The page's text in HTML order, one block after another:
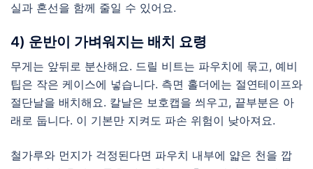
실과 혼선을 함께 줄일 수 있어요.
4) 운반이 가벼워지는 배치 요령
무게는 앞뒤로 분산해요. 드릴 비트는 파우치에 묶고, 예비
팁은 작은 케이스에 넣습니다. 측면 홀더에는 절연테이프와
절단날을 배치해요. 칼날은 보호캡을 씌우고, 끝부분은 아
래로 둡니다. 이 기본만 지켜도 파손 위험이 낮아져요.
철가루와 먼지가 걱정된다면 파우치 내부에 얇은 천을 깝